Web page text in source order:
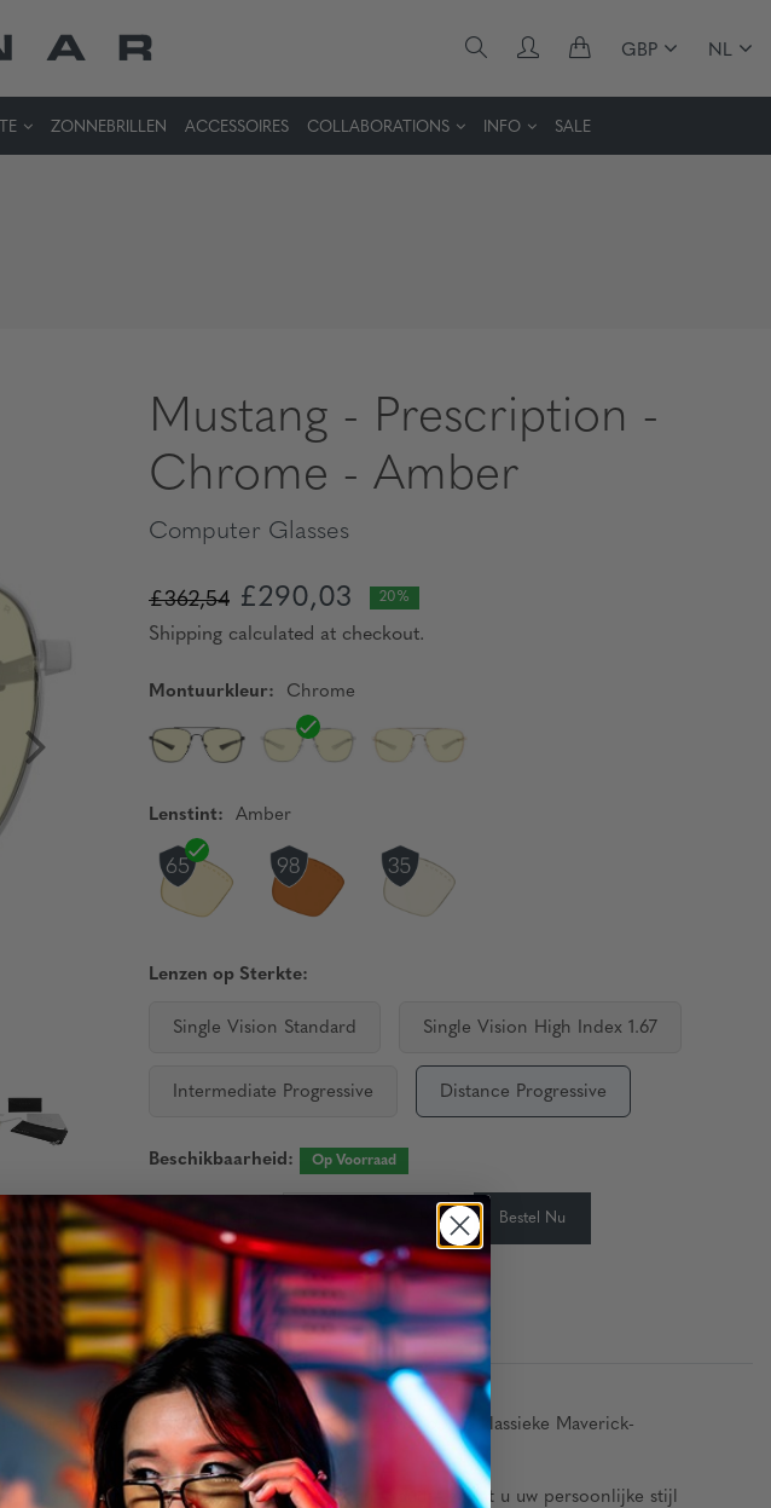
GBP NL
ZONNEBRILLEN ACCESSOIRES COLLABORATIONS INFO SALE
Mustang - Prescription -
Chrome - Amber
Computer Glasses
£362,54 £290,03 20%
Shipping calculated at checkout.
Montuurkleur: Chrome
Lenstint: Amber
Lenzen op Sterkte:
Single Vision Standard Single Vision High Index 1.67
Intermediate Progressive Distance Progressive
Beschikbaarheid: Op Voorraad
Hoeveelheid: Bestel Nu
. Dit navigator-model biedt een eigentijdse twist op de klassieke Maverick-
in drie kleuren – Onyx, Chroom en Goud – zodat u uw persoonlijke stijl